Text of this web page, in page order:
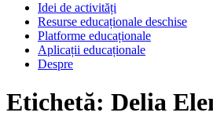
Idei de activități
Resurse educaționale deschise
Platforme educaționale
Aplicații educaționale
Despre
Etichetă: Delia